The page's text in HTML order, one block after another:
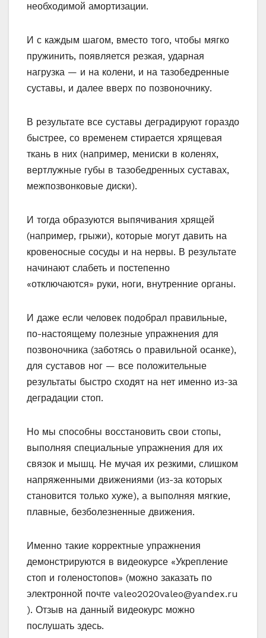
необходимой амортизации.
И с каждым шагом, вместо того, чтобы мягко
пружинить, появляется резкая, ударная
нагрузка — и на колени, и на тазобедренные
суставы, и далее вверх по позвоночнику.
В результате все суставы деградируют гораздо
быстрее, со временем стирается хрящевая
ткань в них (например, мениски в коленях,
вертлужные губы в тазобедренных суставах,
межпозвонковые диски).
И тогда образуются выпячивания хрящей
(например, грыжи), которые могут давить на
кровеносные сосуды и на нервы. В результате
начинают слабеть и постепенно
«отключаются» руки, ноги, внутренние органы.
И даже если человек подобрал правильные,
по-настоящему полезные упражнения для
позвоночника (заботясь о правильной осанке),
для суставов ног — все положительные
результаты быстро сходят на нет именно из-за
деградации стоп.
Но мы способны восстановить свои стопы,
выполняя специальные упражнения для их
связок и мышц. Не мучая их резкими, слишком
напряженными движениями (из-за которых
становится только хуже), а выполняя мягкие,
плавные, безболезненные движения.
Именно такие корректные упражнения
демонстрируются в видеокурсе «Укрепление
стоп и голеностопов» (можно заказать по
электронной почте valeo2020valeo@yandex.ru
). Отзыв на данный видеокурс можно
послушать здесь.